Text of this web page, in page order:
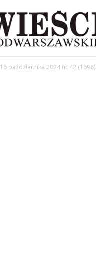
16 października 2024 nr 42 (1698)